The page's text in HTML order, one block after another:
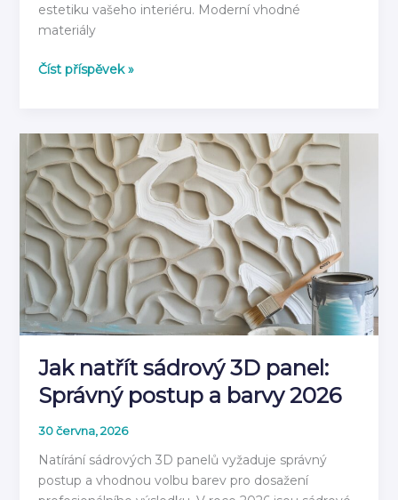
estetiku vašeho interiéru. Moderní vhodné
materiály
3D
Vlhkého
Prostředí:
Materiály
pro
Koupelnu
2026
Číst příspěvek »
Jak natřít sádrový 3D panel:
Správný postup a barvy 2026
30 června, 2026
Natírání sádrových 3D panelů vyžaduje správný
postup a vhodnou volbu barev pro dosažení